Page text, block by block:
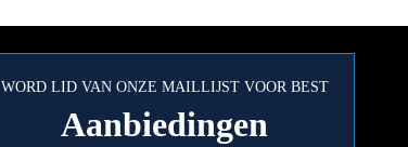
WORD LID VAN ONZE MAILLIJST VOOR BEST
Aanbiedingen